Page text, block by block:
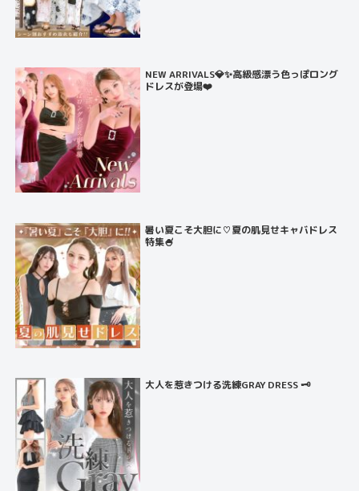
NEW ARRIVALS💎✨高級感漂う色っぽロング
ドレスが登場❤️
暑い夏こそ大胆に♡夏の肌見せキャバドレス
特集🍧
大人を惹きつける洗練GRAY DRESS 🗝️